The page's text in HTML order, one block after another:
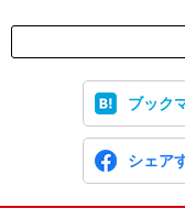
ブック
シェア